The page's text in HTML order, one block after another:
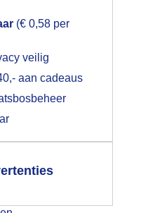
(€ 0,58 per
veilig
aan cadeaus
Zoeken in
op
voor
op hebt
een pop-up uit
toestemming